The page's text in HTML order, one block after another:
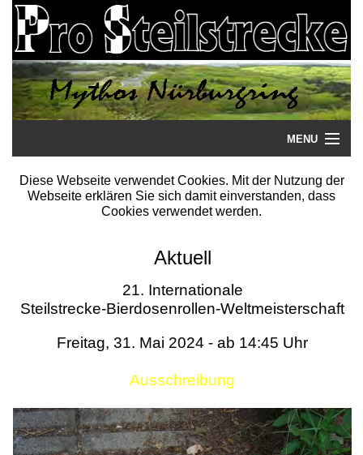
MENU
Startseite
Literatur
Termine
Diese Webseite verwendet Cookies. Mit der Nutzung der
Webseite erklären Sie sich damit einverstanden, dass
Cookies verwendet werden.
Aktuell
21. Internationale
Steilstrecke-Bierdosenrollen-Weltmeisterschaft
Freitag, 31. Mai 2024 - ab 14:45 Uhr
Ausschreibung